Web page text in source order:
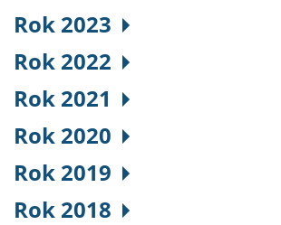
Rok 2023
Rok 2022
Rok 2021
Rok 2020
Rok 2019
Rok 2018